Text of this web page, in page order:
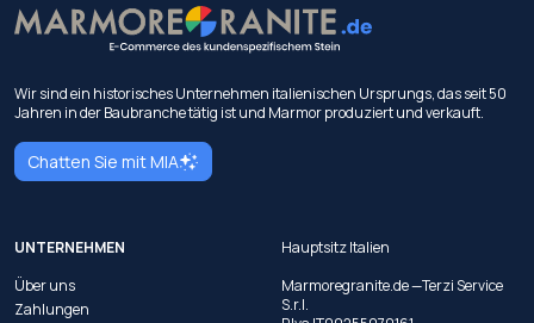
Wir sind ein historisches Unternehmen italienischen Ursprungs, das seit 50
Jahren in der Baubranche tätig ist und Marmor produziert und verkauft.
Chatten Sie mit MIA
UNTERNEHMEN
Über uns
Zahlungen
Hauptsitz Italien
Marmoregranite.de —Terzi Service
S.r.l.